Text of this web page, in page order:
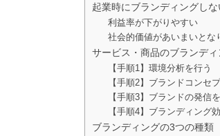
起業時にブランディングし
利益率が下がりやすい
社会的価値があいまいとな
サービス・商品のブランデ
【手順1】環境分析を行う
【手順2】ブランドコンセ
【手順3】ブランドの発信
【手順4】ブランディング
ブランディングの3つの種類